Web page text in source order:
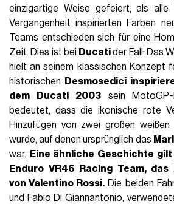
einzigartige Weise gefeiert, als
Vergangenheit inspirierten Farben
Teams entschieden sich für eine
Zeit. Dies ist bei Ducatider Fall: Das
hielt an seinem klassischen Konzept
historischen
Desmosedici
dem Ducati 2003sein MotoGP-
bedeutet, dass die ikonische rote
Hinzufügen von zwei großen weißen
wurde, auf denen ursprünglich das
war.
Eine ähnliche Geschichte
Enduro VR46 Racing Team, das
von Valentino Rossi. Die beiden
und Fabio Di Giannantonio,